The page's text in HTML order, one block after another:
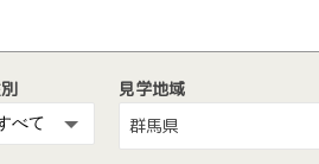
見学地域
群馬県